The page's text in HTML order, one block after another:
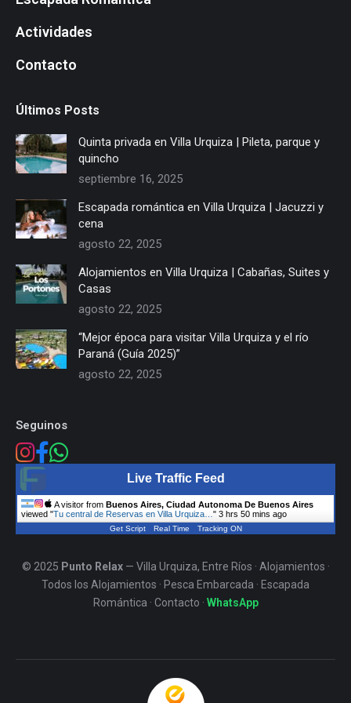
Actividades
Contacto
Últimos Posts
Quinta privada en Villa Urquiza | Pileta, parque y
quincho
septiembre 16, 2025
Escapada romántica en Villa Urquiza | Jacuzzi y
cena
agosto 22, 2025
Alojamientos en Villa Urquiza | Cabañas, Suites y
Casas
agosto 22, 2025
“Mejor época para visitar Villa Urquiza y el río
Paraná (Guía 2025)”
agosto 22, 2025
Seguinos
Live Traffic Feed
A visitor from Buenos Aires, Ciudad Autonoma De Buenos Aires
viewed "Tu central de Reservas en Villa Urquiza… " 3 hrs 50 mins ago
Get Script Real Time Tracking ON
© 2025 Punto Relax— Villa Urquiza, Entre Ríos · Alojamientos ·
Todos los Alojamientos · Pesca Embarcada · Escapada
Romántica · Contacto · WhatsApp